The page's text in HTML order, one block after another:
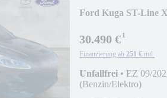
Ford Kuga ST-Line
30.490 €¹
Finanzierung ab 251 € mtl.
Unfallfrei • EZ 09/
(Benzin/Elektro)